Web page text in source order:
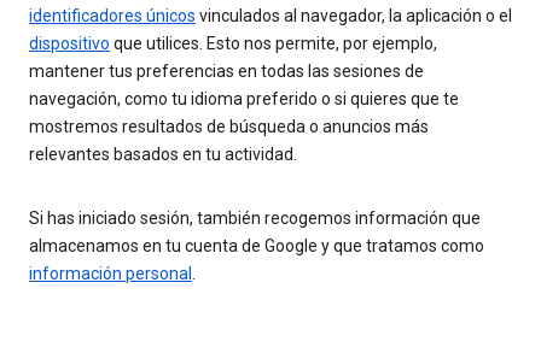
identificadores únicos vinculados al navegador, la aplicación o el
dispositivo que utilices. Esto nos permite, por ejemplo,
mantener tus preferencias en todas las sesiones de
navegación, como tu idioma preferido o si quieres que te
mostremos resultados de búsqueda o anuncios más
relevantes basados en tu actividad.
Si has iniciado sesión, también recogemos información que
almacenamos en tu cuenta de Google y que tratamos como
información personal.